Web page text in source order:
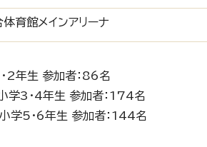
育館メインアリーナ
2年生 参加者：86名
学3・4年生 参加者：174名
学5・6年生 参加者：144名